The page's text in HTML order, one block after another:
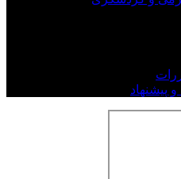
پیشنهاد